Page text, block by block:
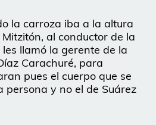
la carroza iba a la altura
al conductor de la
llamó la gerente de la
Carachuré, para
pues el cuerpo que se
persona y no el de Suárez